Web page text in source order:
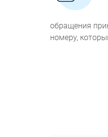
обращения
номеру,